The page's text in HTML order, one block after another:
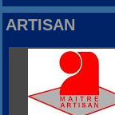
ARTISAN